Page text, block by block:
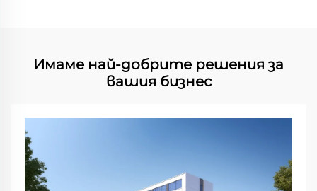
Имаме най-добрите решения за
вашия бизнес